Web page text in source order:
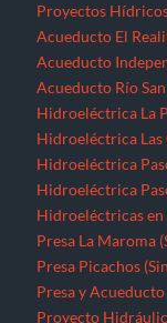
Proyectos
Acueducto El
Acueducto
Acueducto Río
Hidroeléctrica La
Hidroeléctrica
Hidroeléctrica
Hidroeléctrica
Hidroeléctricas en
Presa La Maroma
Presa Picachos
Presa y
Proyecto